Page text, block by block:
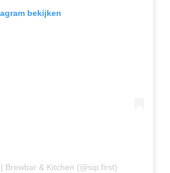
bekijken
Brewbar & Kitchen (@sip.first)